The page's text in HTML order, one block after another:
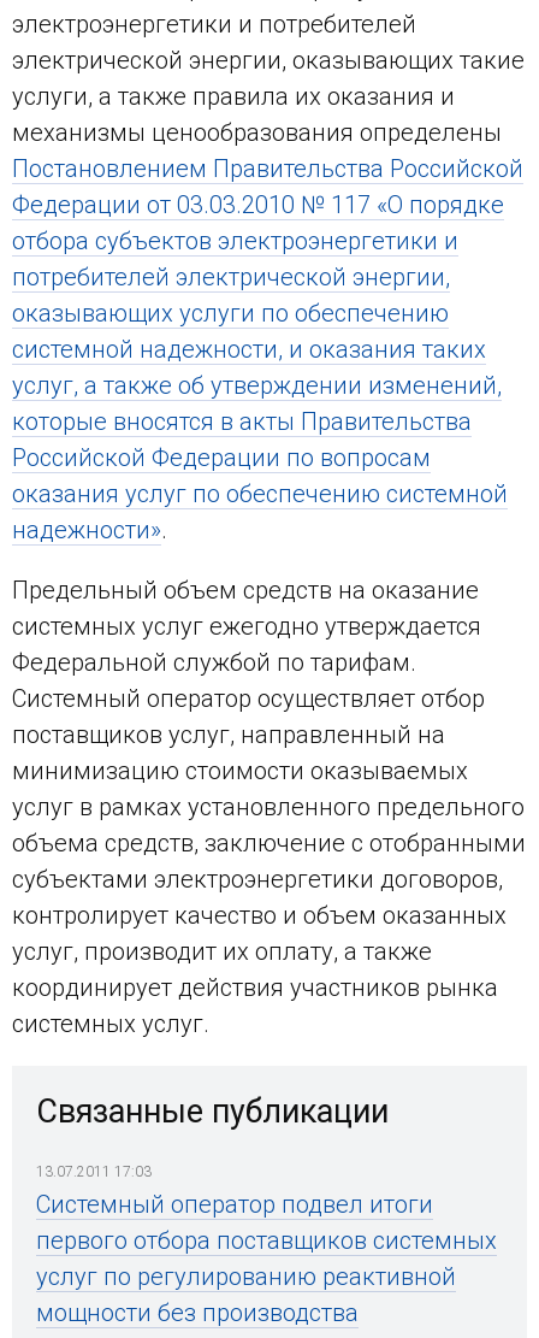
электроэнергетики и потребителей
электрической энергии, оказывающих такие
услуги, а также правила их оказания и
механизмы ценообразования определены
Постановлением Правительства Российской
Федерации от 03.03.2010 № 117 «О порядке
отбора субъектов электроэнергетики и
потребителей электрической энергии,
оказывающих услуги по обеспечению
системной надежности, и оказания таких
услуг, а также об утверждении изменений,
которые вносятся в акты Правительства
Российской Федерации по вопросам
оказания услуг по обеспечению системной
надежности».
Предельный объем средств на оказание
системных услуг ежегодно утверждается
Федеральной службой по тарифам.
Системный оператор осуществляет отбор
поставщиков услуг, направленный на
минимизацию стоимости оказываемых
услуг в рамках установленного предельного
объема средств, заключение с отобранными
субъектами электроэнергетики договоров,
контролирует качество и объем оказанных
услуг, производит их оплату, а также
координирует действия участников рынка
системных услуг.
Связанные публикации
13.07.2011 17:03
Системный оператор подвел итоги
первого отбора поставщиков системных
услуг по регулированию реактивной
мощности без производства